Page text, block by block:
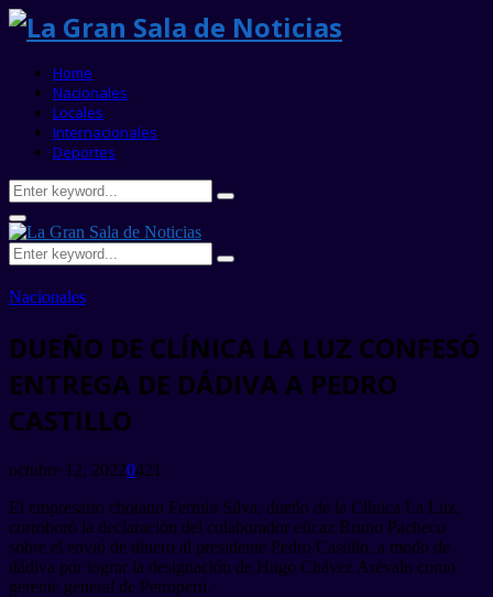
Home
Nacionales
Locales
Internacionales
Deportes
Search
for:
Search
Primary
Menu
Search
for:
Search
Nacionales
DUEÑO DE CLÍNICA LA LUZ CONFESÓ
ENTREGA DE DÁDIVA A PEDRO
CASTILLO
octubre 12, 20220421
El empresario chotano Fermín Silva, dueño de la Clínica La Luz,
corroboró la declaración del colaborador eficaz Bruno Pacheco
sobre el envió de dinero al presidente Pedro Castillo, a modo de
dádiva por lograr la designación de Hugo Chávez Arévalo como
gerente general de Petroperú.